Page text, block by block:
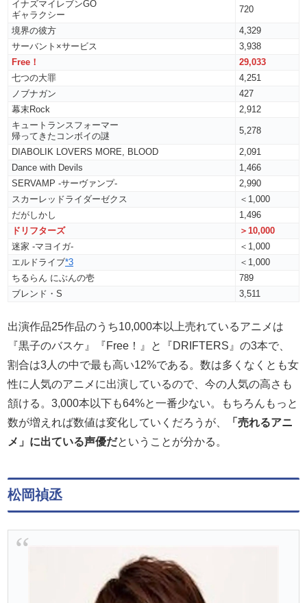
イナズマイレブンGO
ギャラクシー
720
境界の彼方
4,329
サーバント×サービス
3,938
Free！
29,033
七つの大罪
4,251
ノブナガン
427
幕末Rock
2,912
キュートランスフォーマー
帰ってきたコンボイの謎
5,278
DIABOLIK LOVERS MORE, BLOOD
2,091
Dance with Devils
1,466
SERVAMP -サーヴァンプ-
2,990
スカーレッドライダーゼクス
＜1,000
だがしかし
1,496
ドリフターズ
＞10,000
迷家 -マヨイガ-
＜1,000
エルドライブ*3
＜1,000
ちるらん にぶんの壱
789
ブレンド・S
3,511
出演作品25作品のうち10,000本以上売れているアニメは
『黒子のバスケ』『Free！』と『DRIFTERS』の3本で、
割合は3人の中で最も高い12%である。数は多くなくとも女
性に人気のアニメに出演しているので、今の人気の高さも
頷ける。3,000本以下も64%と一番少ない。もちろんもっと
数が増えれば数値は変化していくだろうが、
「売れるアニ
メ」に出ている声優だということが分かる。
松岡禎丞